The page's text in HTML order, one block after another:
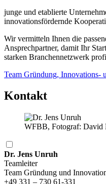
junge und etablierte
innovationsfördernde
Wir vermitteln Ihnen die
Ansprechpartner, damit Ihr
starken Branchennetzwerk
Team Gründung, Innovations-
Kontakt
WFBB, Fotograf: David
Dr. Jens Unruh
Teamleiter
Team Gründung und
+49 331 – 730 61-331